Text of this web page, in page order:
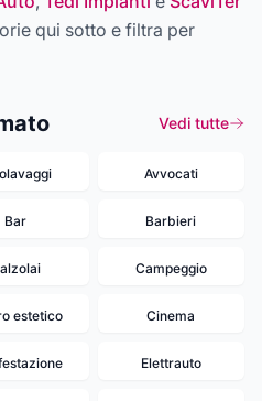
qui sotto e filtra per
Vedi tutte
Avvocati
Bar Barbieri
Campeggio
estetico Cinema
Elettrauto